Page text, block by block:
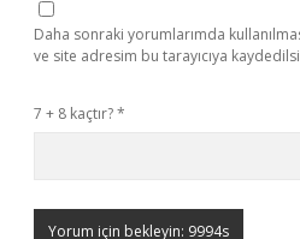
Daha sonraki yorumlarımda
ve site adresim bu tarayıcıya
7 + 8 kaçtır?*